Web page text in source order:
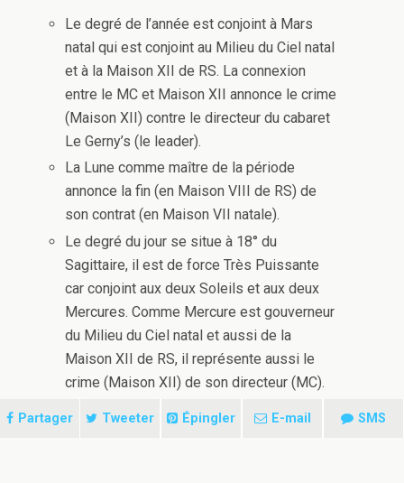
Le degré de l’année est conjoint à Mars
natal qui est conjoint au Milieu du Ciel natal
et à la Maison XII de RS. La connexion
entre le MC et Maison XII annonce le crime
(Maison XII) contre le directeur du cabaret
Le Gerny’s (le leader).
La Lune comme maître de la période
annonce la fin (en Maison VIII de RS) de
son contrat (en Maison VII natale).
Le degré du jour se situe à 18° du
Sagittaire, il est de force Très Puissante
car conjoint aux deux Soleils et aux deux
Mercures. Comme Mercure est gouverneur
du Milieu du Ciel natal et aussi de la
Maison XII de RS, il représente aussi le
crime (Maison XII) de son directeur (MC).
Partager Tweeter Épingler E-mail SMS